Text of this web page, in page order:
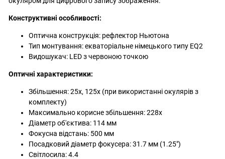
Конструктивні особливості:
Оптична конструкція: рефлектор Ньютона
Тип монтування: екваторіальне німецького типу EQ2
Видошукач: LED з червоною точкою
Оптичні характеристики:
Збільшення: 25x, 125x (при використанні окулярів з
комплекту)
Максимально корисне збільшення: 228x
Діаметр об'єктива: 114 мм
Фокусна відстань: 500 мм
Посадковий діаметр фокусера: 31.7 мм (1.25")
Світлосила: 4.4